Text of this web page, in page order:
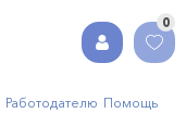
0
Работодателю Помощь